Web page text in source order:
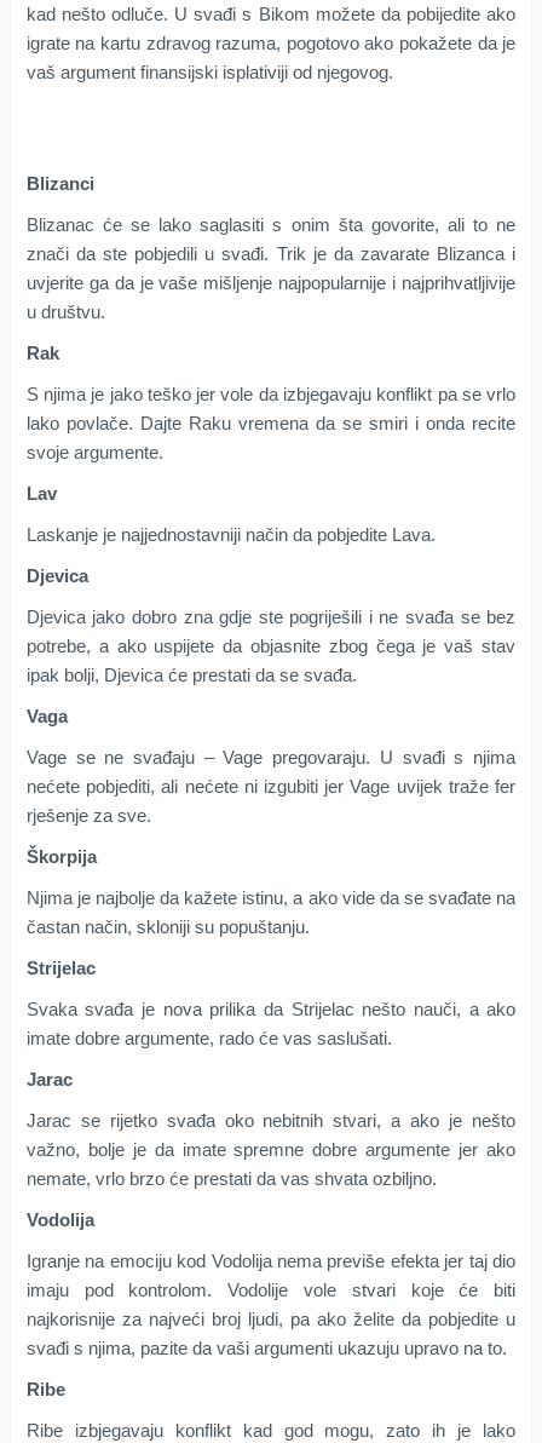
kad nešto odluče. U svađi s Bikom možete da pobijedite ako
igrate na kartu zdravog razuma, pogotovo ako pokažete da je
vaš argument finansijski isplativiji od njegovog.
Blizanci
Blizanac će se lako saglasiti s onim šta govorite, ali to ne
znači da ste pobjedili u svađi. Trik je da zavarate Blizanca i
uvjerite ga da je vaše mišljenje najpopularnije i najprihvatljivije
u društvu.
Rak
S njima je jako teško jer vole da izbjegavaju konflikt pa se vrlo
lako povlače. Dajte Raku vremena da se smiri i onda recite
svoje argumente.
Lav
Laskanje je najjednostavniji način da pobjedite Lava.
Djevica
Djevica jako dobro zna gdje ste pogriješili i ne svađa se bez
potrebe, a ako uspijete da objasnite zbog čega je vaš stav
ipak bolji, Djevica će prestati da se svađa.
Vaga
Vage se ne svađaju – Vage pregovaraju. U svađi s njima
nećete pobjediti, ali nećete ni izgubiti jer Vage uvijek traže fer
rješenje za sve.
Škorpija
Njima je najbolje da kažete istinu, a ako vide da se svađate na
častan način, skloniji su popuštanju.
Strijelac
Svaka svađa je nova prilika da Strijelac nešto nauči, a ako
imate dobre argumente, rado će vas saslušati.
Jarac
Jarac se rijetko svađa oko nebitnih stvari, a ako je nešto
važno, bolje je da imate spremne dobre argumente jer ako
nemate, vrlo brzo će prestati da vas shvata ozbiljno.
Vodolija
Igranje na emociju kod Vodolija nema previše efekta jer taj dio
imaju pod kontrolom. Vodolije vole stvari koje će biti
najkorisnije za najveći broj ljudi, pa ako želite da pobjedite u
svađi s njima, pazite da vaši argumenti ukazuju upravo na to.
Ribe
Ribe izbjegavaju konflikt kad god mogu, zato ih je lako